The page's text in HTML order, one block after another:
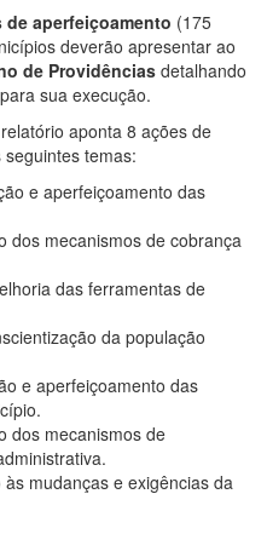
de aperfeiçoamento (175
deverão apresentar ao
de Providências detalhando
sua execução.
aponta 8 ações de
temas:
e aperfeiçoamento das
dos mecanismos de cobrança
das ferramentas de
da população
e aperfeiçoamento das
dos mecanismos de
mudanças e exigências da